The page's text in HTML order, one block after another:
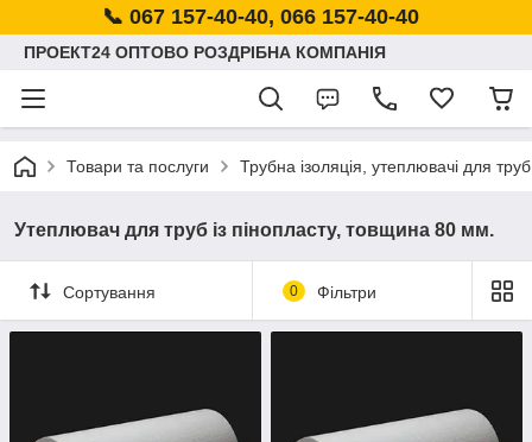
📞 067 157-40-40, 066 157-40-40
ПРОЕКТ24 ОПТОВО РОЗДРІБНА КОМПАНІЯ
Товари та послуги Трубна ізоляція, утеплювачі для труб
Утеплювач для труб із пінопласту, товщина 80 мм.
Сортування 0 Фільтри